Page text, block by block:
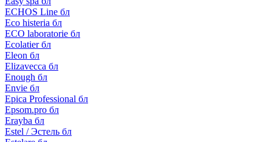
ECHOS Line бл
Eco histeria бл
ECO laboratorie бл
Ecolatier бл
Eleon бл
Elizavecca бл
Enough бл
Envie бл
Epica Professional бл
Epsom.pro бл
Erayba бл
Estel / Эстель бл